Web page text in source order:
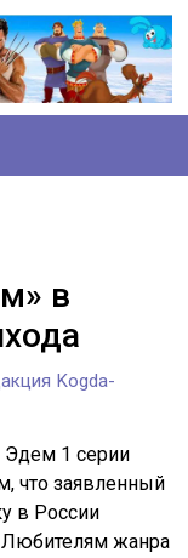
в
Kogda-
Эдем 1 серии
что заявленный
в России
Любителям жанра